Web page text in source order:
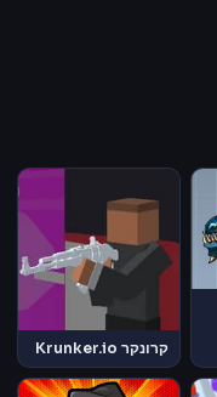
קרונקר Krunker.io